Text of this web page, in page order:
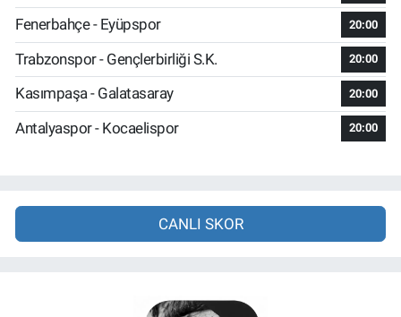
Fenerbahçe - Eyüpspor 20:00
Trabzonspor - Gençlerbirliği S.K. 20:00
Kasımpaşa - Galatasaray 20:00
Antalyaspor - Kocaelispor 20:00
CANLI SKOR